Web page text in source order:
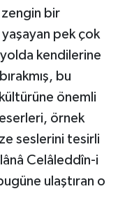
zengin bir
pek çok
kendilerine
bu
önemli
örnek
seslerini tesirli
Celâleddîn-i
ulaştıran o